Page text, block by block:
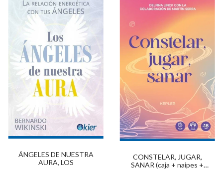
ÁNGELES DE NUESTRA
AURA, LOS
CONSTELAR, JUGAR,
SANAR (caja + naipes +